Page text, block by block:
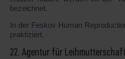
bezeichnet.
In der Feskov Human
praktiziert.
22. Agentur für Leihmutterschaft